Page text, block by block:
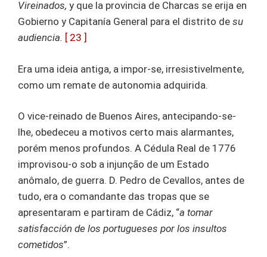
Vireinados, y que la provincia de Charcas se erija en
Gobierno y Capitanía General para el distrito de su
audiencia. [ 23 ]
Era uma ideia antiga, a impor-se, irresistivelmente,
como um remate de autonomia adquirida.
O vice-reinado de Buenos Aires, antecipando-se-
lhe, obedeceu a motivos certo mais alarmantes,
porém menos profundos. A Cédula Real de 1776
improvisou-o sob a injunção de um Estado
anômalo, de guerra. D. Pedro de Cevallos, antes de
tudo, era o comandante das tropas que se
apresentaram e partiram de Cádiz, “a tomar
satisfacción de los portugueses por los insultos
cometidos”.